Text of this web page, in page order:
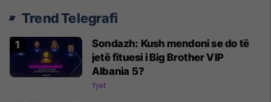
Trend Telegrafi
Sondazh: Kush mendoni se do të
jetë fituesi i Big Brother VIP
Albania 5?
Yjet